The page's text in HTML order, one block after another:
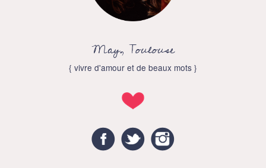
May, Toulouse
{ vivre d'amour et de beaux mots }
FacebookTwitter